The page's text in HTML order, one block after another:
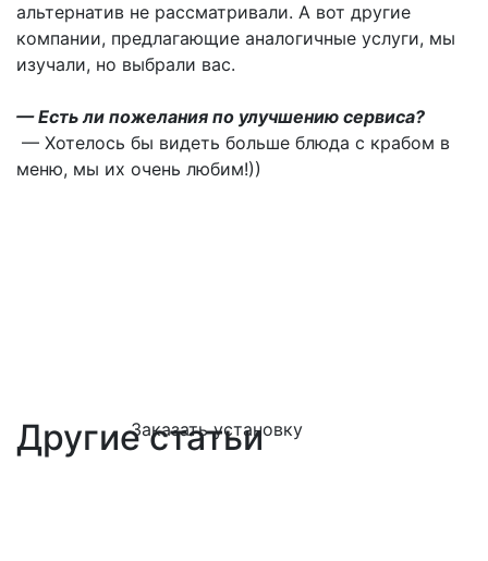
альтернатив не рассматривали. А вот другие
компании, предлагающие аналогичные услуги, мы
изучали, но выбрали вас.
— Есть ли пожелания по улучшению сервиса?
— Хотелось бы видеть больше блюда с крабом в
меню, мы их очень любим!))
Заказать установку
Другие статьи